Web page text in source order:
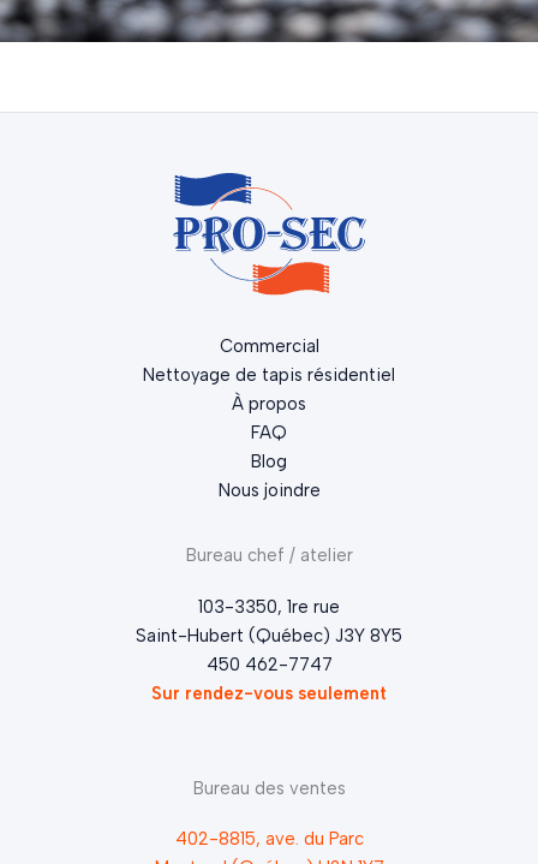
Commercial
Nettoyage de tapis résidentiel
À propos
FAQ
Blog
Nous joindre
Bureau chef / atelier
103-3350, 1re rue
Saint-Hubert (Québec) J3Y 8Y5
450 462-7747
Sur rendez-vous seulement
Bureau des ventes
402-8815, ave. du Parc